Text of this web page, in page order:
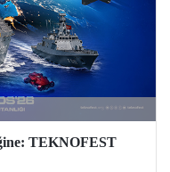
TEKNOFEST